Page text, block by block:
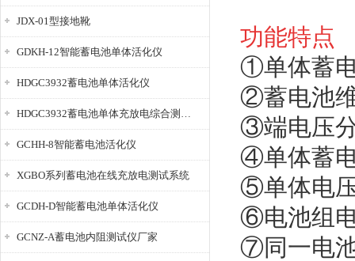
JDX-01型接地靴
GDKH-12智能蓄电池单体活化仪
HDGC3932蓄电池单体活化仪
HDGC3932蓄电池单体充放电综合测试仪
GCHH-8智能蓄电池活化仪
XGBO系列蓄电池在线充放电测试系统
GCDH-D智能蓄电池单体活化仪
GCNZ-A蓄电池内阻测试仪厂家
功能特点
①单体蓄
②蓄电池
③端电压
④单体蓄
⑤单体电
⑥电池组
⑦同一电